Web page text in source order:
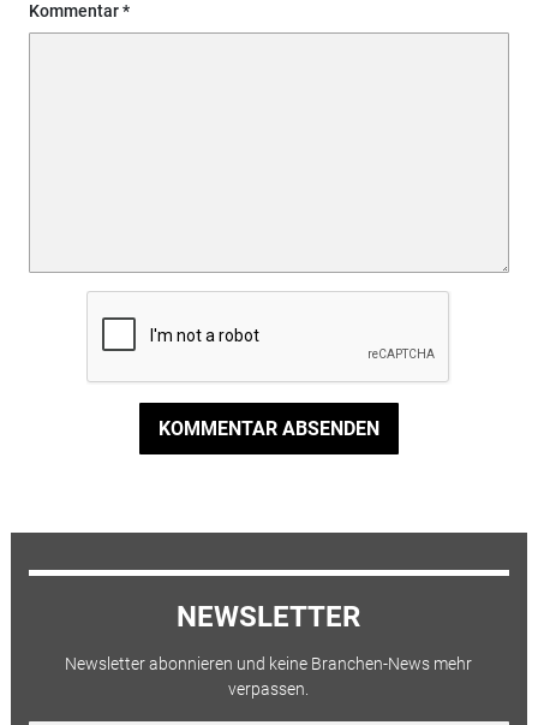
Kommentar
KOMMENTAR ABSENDEN
NEWSLETTER
Newsletter abonnieren und keine Branchen-News mehr
verpassen.